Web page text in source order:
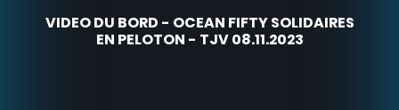
VIDEO DU BORD - OCEAN FIFTY SOLIDAIRES
EN PELOTON - TJV 08.11.2023